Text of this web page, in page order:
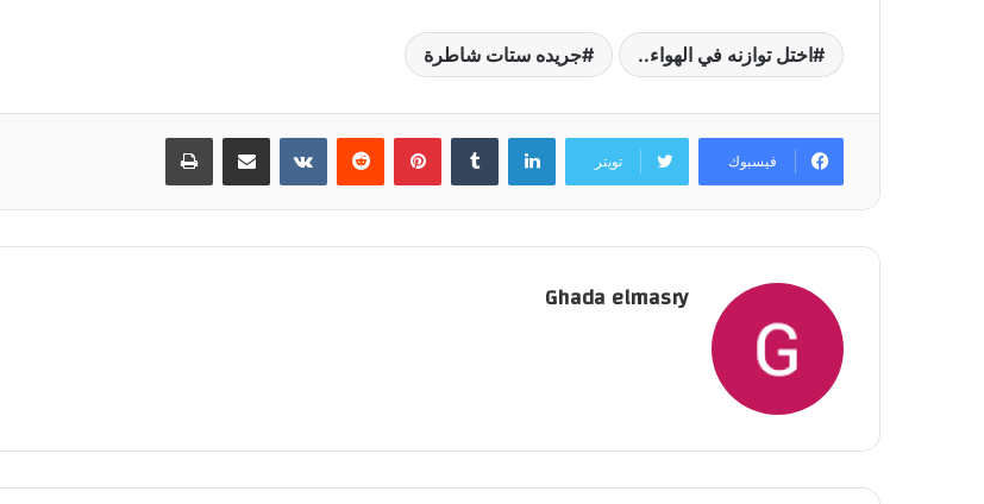
اختل توازنه في الهواء.. جريده ستات شاطرة
فيسبوك تويتر
لينكدإن بينتيريست
Ghada elmasry